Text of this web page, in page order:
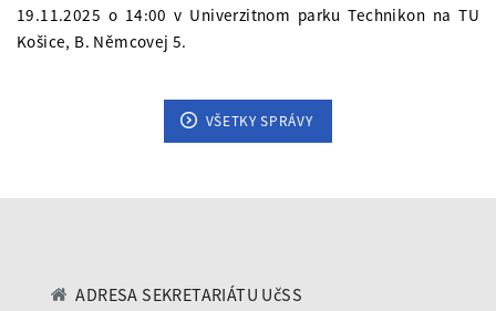
19.11.2025 o 14:00 v Univerzitnom parku Technikon na TU
Košice, B. Němcovej 5.
VŠETKY SPRÁVY
ADRESA SEKRETARIÁTU UčSS